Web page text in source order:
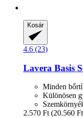
Kosár
4.6 (23)
Lavera Basis
Minden
Különösen
2.570 Ft (20.560